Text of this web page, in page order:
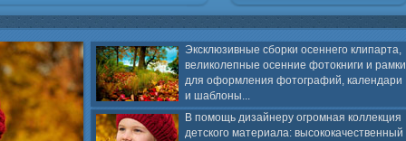
Эксклюзивные сборки осеннего клипарта,
великолепные осенние фотокниги и рамки
для оформления фотографий, календари
и шаблоны...
В помощь дизайнеру огромная коллекция
детского материала: высококачественный